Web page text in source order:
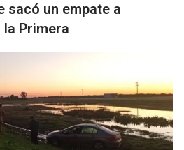
sacó un empate a
Primera